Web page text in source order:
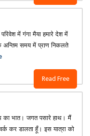
Read Free
में गंगा मैया हमारे देश में
अन्तिम समय में प्राण निकलते
का भात। जगत पसारे हाथ। मैं
कर डालता हूँ। इस यात्रा को